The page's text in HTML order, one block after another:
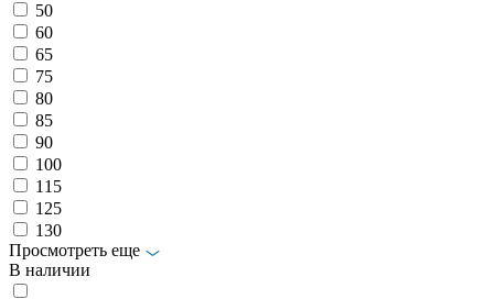
50
60
65
75
80
85
90
100
115
125
130
Просмотреть еще
В наличии